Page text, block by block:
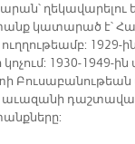
ղե­կա­վա­րե­լու
կա­տա­րած է՝
1929-
կո­չում: 1930-
Բու­սա­բա­նու­թեան